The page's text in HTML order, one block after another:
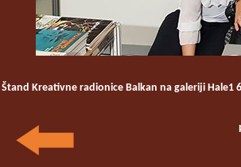
Štand Kreativne radionice Balkan na galeriji